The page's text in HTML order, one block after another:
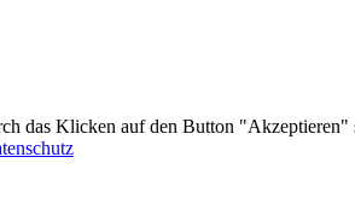
das Klicken auf den Button